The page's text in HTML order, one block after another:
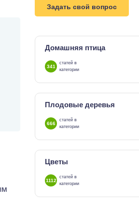
Задать свой вопрос
Домашняя птица
341
статей в
категории
Плодовые деревья
666
статей в
категории
Цветы
1112
статей в
категории